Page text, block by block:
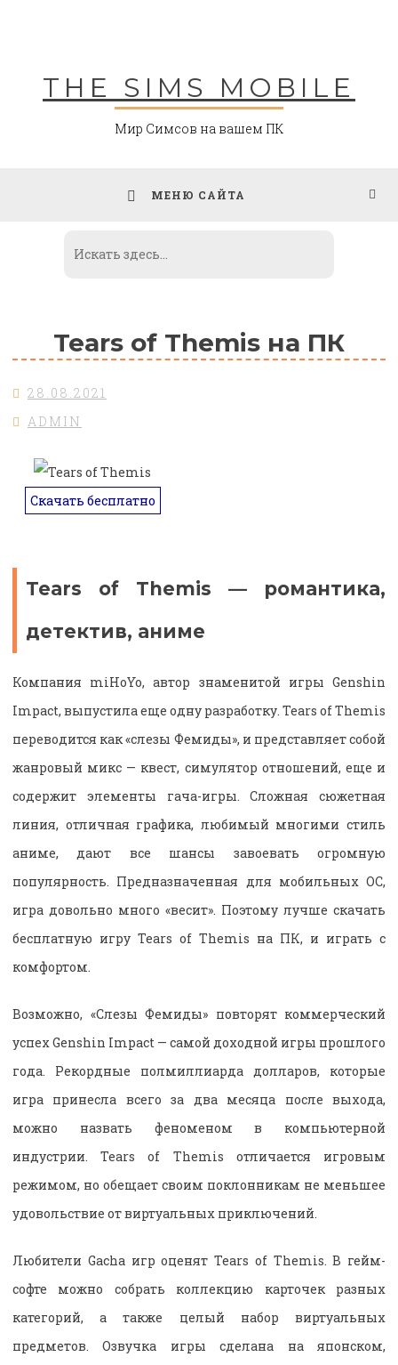
THE SIMS MOBILE
Мир Симсов на вашем ПК
МЕНЮ САЙТА
Tears of Themis на ПК
28.08.2021
ADMIN
Скачать бесплатно
Tears of Themis — романтика,
детектив, аниме
Компания miHoYo, автор знаменитой игры Genshin
Impact, выпустила еще одну разработку. Tears of Themis
переводится как «слезы Фемиды», и представляет собой
жанровый микс — квест, симулятор отношений, еще и
содержит элементы гача-игры. Сложная сюжетная
линия, отличная графика, любимый многими стиль
аниме, дают все шансы завоевать огромную
популярность. Предназначенная для мобильных ОС,
игра довольно много «весит». Поэтому лучше скачать
бесплатную игру Tears of Themis на ПК, и играть с
комфортом.
Возможно, «Слезы Фемиды» повторят коммерческий
успех Genshin Impact — самой доходной игры прошлого
года. Рекордные полмиллиарда долларов, которые
игра принесла всего за два месяца после выхода,
можно назвать феноменом в компьютерной
индустрии. Tears of Themis отличается игровым
режимом, но обещает своим поклонникам не меньшее
удовольствие от виртуальных приключений.
Любители Gacha игр оценят Tears of Themis. В гейм-
софте можно собрать коллекцию карточек разных
категорий, а также целый набор виртуальных
предметов. Озвучка игры сделана на японском,